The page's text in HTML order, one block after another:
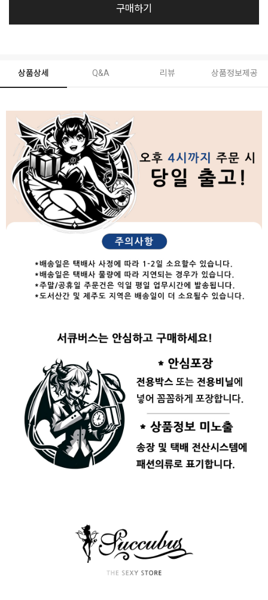
구매하기
상품상세 Q&A 리뷰 상품정보제공